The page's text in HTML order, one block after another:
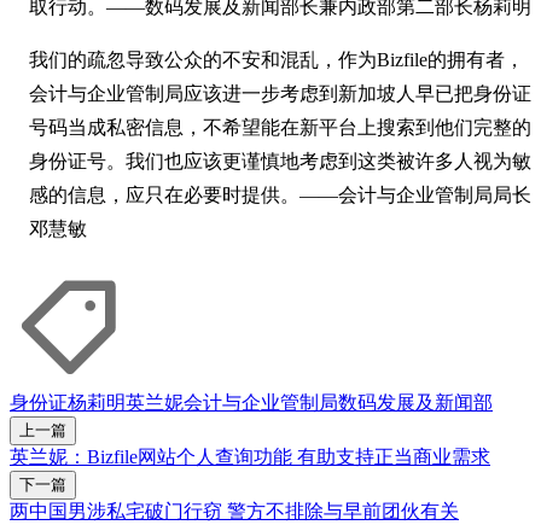
取行动。——数码发展及新闻部长兼内政部第二部长杨莉明
我们的疏忽导致公众的不安和混乱，作为Bizfile的拥有者，
会计与企业管制局应该进一步考虑到新加坡人早已把身份证
号码当成私密信息，不希望能在新平台上搜索到他们完整的
身份证号。我们也应该更谨慎地考虑到这类被许多人视为敏
感的信息，应只在必要时提供。——会计与企业管制局局长
邓慧敏
身份证杨莉明英兰妮会计与企业管制局数码发展及新闻部
上一篇
英兰妮：Bizfile网站个人查询功能 有助支持正当商业需求
下一篇
两中国男涉私宅破门行窃 警方不排除与早前团伙有关